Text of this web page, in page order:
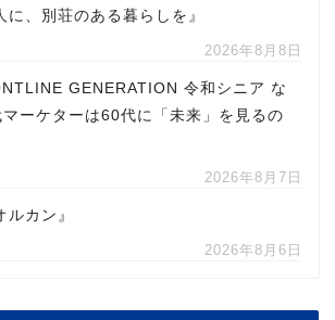
に、別荘のある暮らしを』
2026年8月8日
GENERATION 令和シニア な
ーケターは60代に「未来」を見るの
2026年8月7日
ルカン』
2026年8月6日